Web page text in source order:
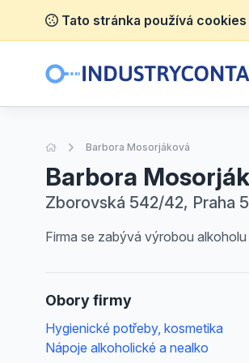
Tato stránka používá
Úvodní stránka
Barbora Mosorjáková
Barbora
Zborovská 542/42, Praha
Firma se zabývá výrobou
Obory firmy
Hygienické potřeby, kosmetika
Nápoje alkoholické a nealko